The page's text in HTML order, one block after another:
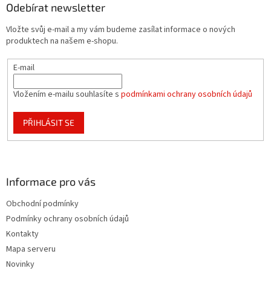
Odebírat newsletter
Vložte svůj e-mail a my vám budeme zasílat informace o nových
produktech na našem e-shopu.
E-mail
Vložením e-mailu souhlasíte s podmínkami ochrany osobních údajů
PŘIHLÁSIT SE
Informace pro vás
Obchodní podmínky
Podmínky ochrany osobních údajů
Kontakty
Mapa serveru
Novinky